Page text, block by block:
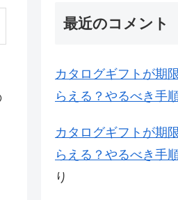
最近のコメント
カタログギフトが期
らえる？やるべき手
カタログギフトが期
らえる？やるべき手
り